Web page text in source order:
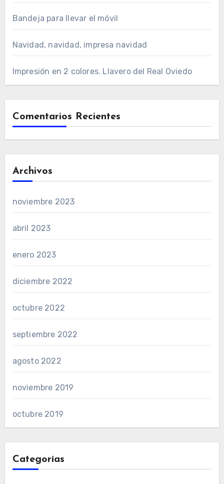
Bandeja para llevar el móvil
Navidad, navidad, impresa navidad
Impresión en 2 colores. Llavero del Real Oviedo
Comentarios Recientes
Archivos
noviembre 2023
abril 2023
enero 2023
diciembre 2022
octubre 2022
septiembre 2022
agosto 2022
noviembre 2019
octubre 2019
Categorías